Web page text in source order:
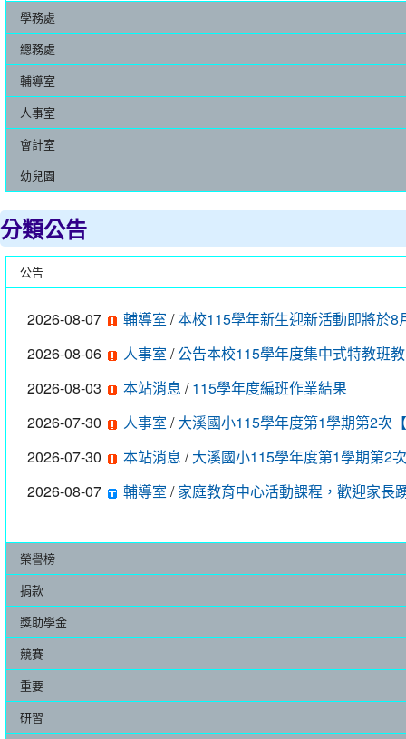
學務處
總務處
輔導室
人事室
會計室
幼兒園
分類公告
公告
2026-08-07 輔導室 /本校115學年新生迎新活動即將於8
2026-08-06 人事室 /公告本校115學年度集中式特教班
2026-08-03 本站消息 / 115學年度編班作業結果
2026-07-30 人事室 / 大溪國小115學年度第1學期第2次
2026-07-30 本站消息 / 大溪國小115學年度第1學期第2
2026-08-07 輔導室 / 家庭教育中心活動課程，歡迎家長
榮譽榜
捐款
獎助學金
競賽
重要
研習